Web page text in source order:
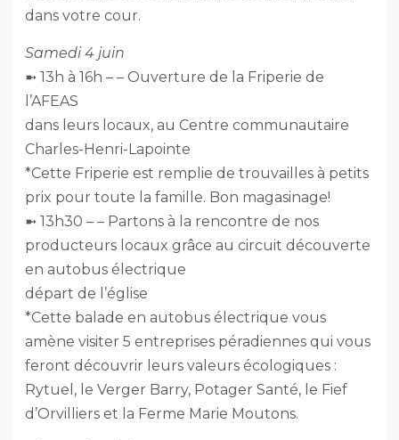
dans votre cour.
Samedi 4 juin
➼ 13h à 16h – – Ouverture de la Friperie de
l’AFEAS
dans leurs locaux, au Centre communautaire
Charles-Henri-Lapointe
*Cette Friperie est remplie de trouvailles à petits
prix pour toute la famille. Bon magasinage!
➼ 13h30 – – Partons à la rencontre de nos
producteurs locaux grâce au circuit découverte
en autobus électrique
départ de l’église
*Cette balade en autobus électrique vous
amène visiter 5 entreprises péradiennes qui vous
feront découvrir leurs valeurs écologiques :
Rytuel, le Verger Barry, Potager Santé, le Fief
d’Orvilliers et la Ferme Marie Moutons.